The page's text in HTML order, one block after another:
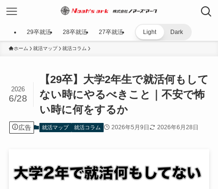
29卒就活 28卒就活 27卒就活 Light Dark
ホーム 就活マップ 就活コラム
【29卒】大学2年生で就活何もして
ない時にやるべきこと｜不安で怖
い時に何をするか
2026
6/28
広告 就活マップ 就活コラム 2026年5月9日 2026年6月28日